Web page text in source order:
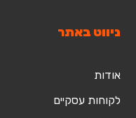
ניווט באתר
אודות
לקוחות עסקיים